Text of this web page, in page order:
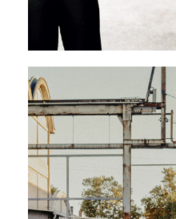
Pléïades, in absentia
27 - 31 mai 2026
PAVILLON ADC